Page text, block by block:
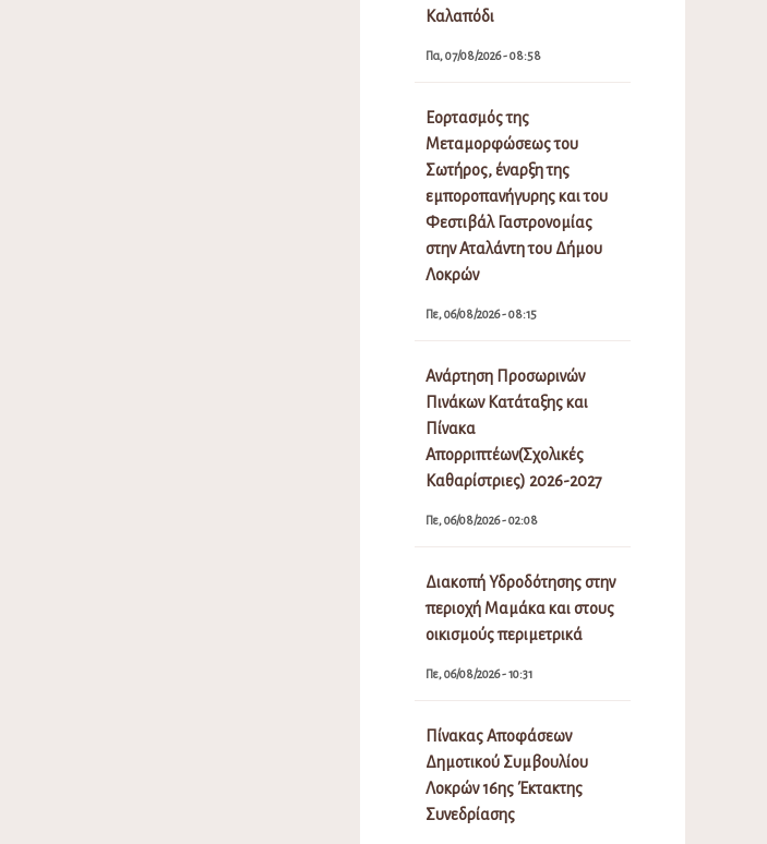
Καλαπόδι
Πα, 07/08/2026 - 08:58
Εορτασμός της
Μεταμορφώσεως του
Σωτήρος, έναρξη της
εμποροπανήγυρης και του
Φεστιβάλ Γαστρονομίας
στην Αταλάντη του Δήμου
Λοκρών
Πε, 06/08/2026 - 08:15
Ανάρτηση Προσωρινών
Πινάκων Κατάταξης και
Πίνακα
Απορριπτέων(Σχολικές
Καθαρίστριες) 2026-2027
Πε, 06/08/2026 - 02:08
Διακοπή Υδροδότησης στην
περιοχή Μαμάκα και στους
οικισμούς περιμετρικά
Πε, 06/08/2026 - 10:31
Πίνακας Αποφάσεων
Δημοτικού Συμβουλίου
Λοκρών 16ης Έκτακτης
Συνεδρίασης